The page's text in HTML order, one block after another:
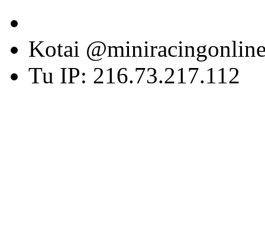
Kotai
Tu IP: 216.73.217.112